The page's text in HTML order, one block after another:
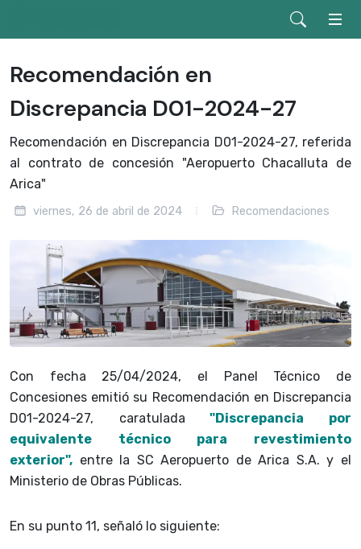
Recomendación en
Discrepancia D01-2024-27
Recomendación en Discrepancia D01-2024-27, referida
al contrato de concesión "Aeropuerto Chacalluta de
Arica"
viernes, 26 de abril de 2024 Recomendaciones
Con fecha 25/04/2024, el Panel Técnico de
Concesiones emitió su Recomendación en Discrepancia
D01-2024-27, caratulada "Discrepancia por
equivalente técnico para revestimiento
exterior", entre la SC Aeropuerto de Arica S.A. y el
Ministerio de Obras Públicas.
En su punto 11, señaló lo siguiente: